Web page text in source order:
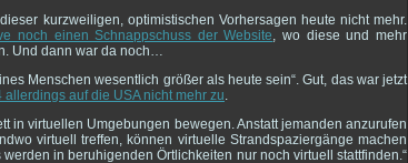
kurzweiligen, optimistischen Vorhersagen heute nicht mehr.
noch einen Schnappschuss der Website
, wo diese und mehr
Und dann war da noch…
Menschen wesentlich größer als heute sein“. Gut, das war jetzt
allerdings auf die USA nicht mehr zu
in virtuellen Umgebungen bewegen. Anstatt jemanden anzurufen
virtuell treffen, können virtuelle Strandspaziergänge machen
in beruhigenden Örtlichkeiten nur noch virtuell stattfinden.“